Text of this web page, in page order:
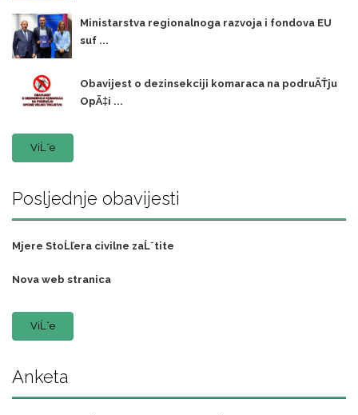
Ministarstva regionalnoga razvoja i fondova EU
suf ...
Obavijest o dezinsekciji komaraca na podruÄŤju
OpÄ‡i ...
ViĹˇe
Posljednje obavijesti
Mjere StoĹľera civilne zaĹˇtite
Nova web stranica
ViĹˇe
Anketa